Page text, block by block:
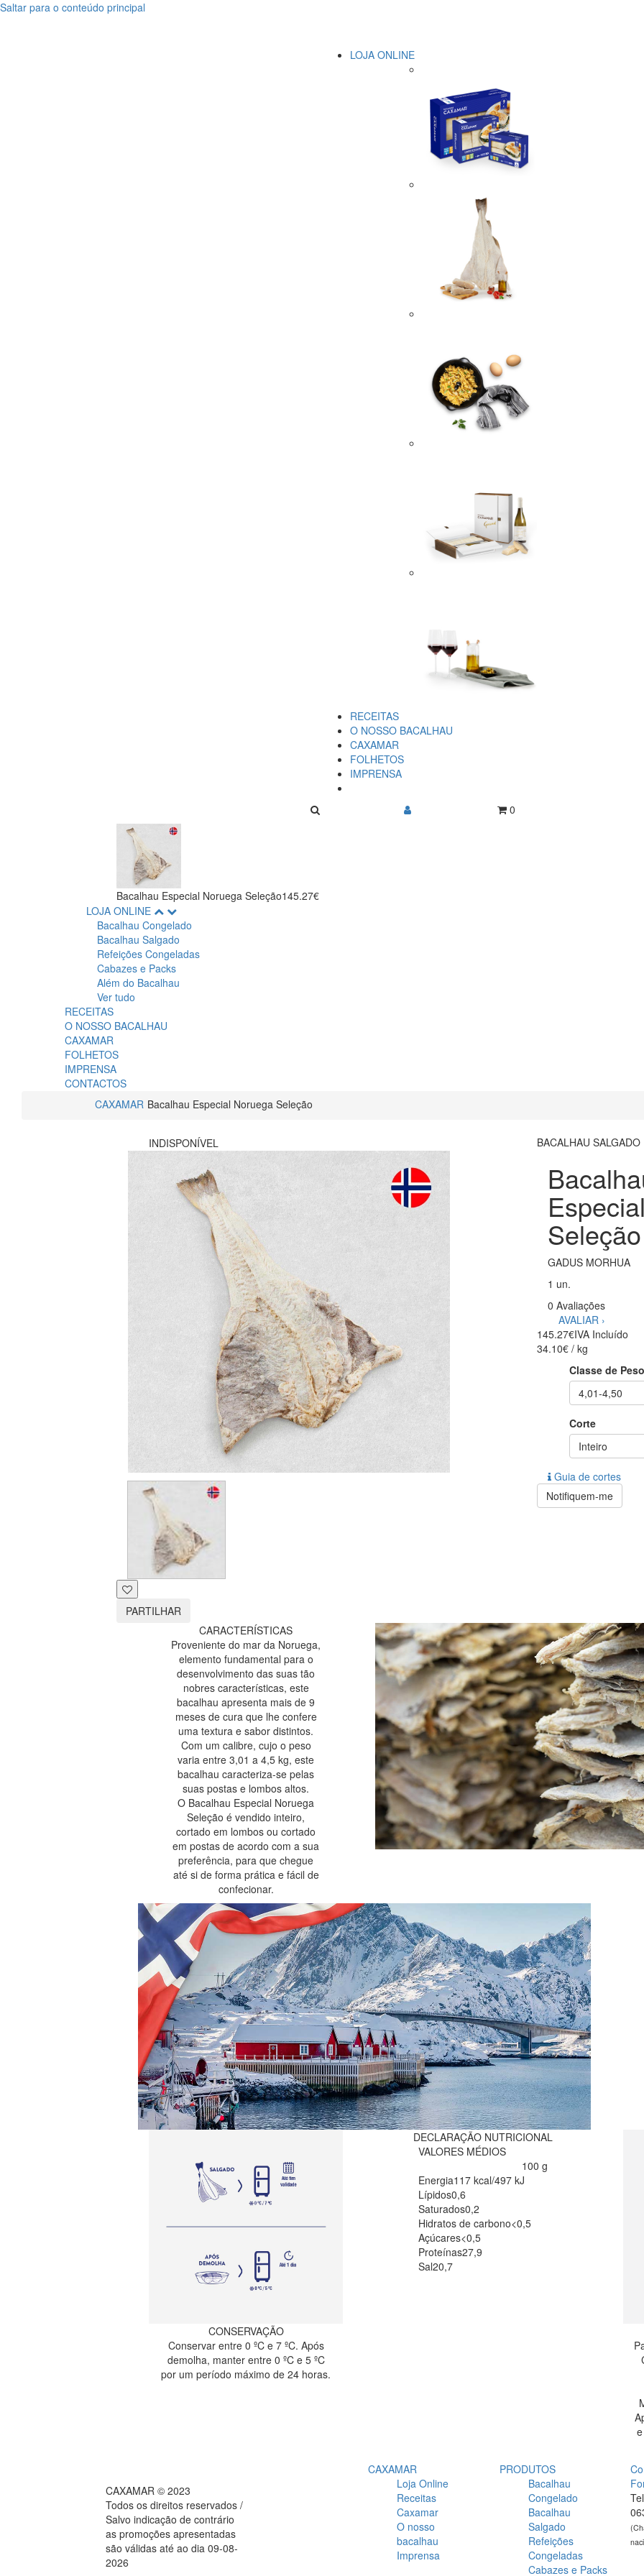
Saltar para o conteúdo principal
LOJA ONLINE
RECEITAS
O NOSSO BACALHAU
CAXAMAR
FOLHETOS
IMPRENSA
0
Bacalhau Especial Noruega Seleção145.27€
LOJA ONLINE
Bacalhau Congelado
Bacalhau Salgado
Refeições Congeladas
Cabazes e Packs
Além do Bacalhau
Ver tudo
RECEITAS
O NOSSO BACALHAU
CAXAMAR
FOLHETOS
IMPRENSA
CONTACTOS
CAXAMAR Bacalhau Especial Noruega Seleção
INDISPONÍVEL
PARTILHAR
BACALHAU SALGADO
Seleção
GADUS MORHUA
1 un.
0 Avaliações
AVALIAR ›
145.27€IVA Incluído
34.10€ / kg
Classe de Peso
4,01-4,50
Corte
Inteiro
Guia de cortes
Notifiquem-me
CARACTERÍSTICAS
Proveniente do mar da Noruega,
elemento fundamental para o
desenvolvimento das suas tão
nobres características, este
bacalhau apresenta mais de 9
meses de cura que lhe confere
uma textura e sabor distintos.
Com um calibre, cujo o peso
varia entre 3,01 a 4,5 kg, este
bacalhau caracteriza-se pelas
suas postas e lombos altos.
O Bacalhau Especial Noruega
Seleção é vendido inteiro,
cortado em lombos ou cortado
em postas de acordo com a sua
preferência, para que chegue
até si de forma prática e fácil de
confecionar.
CONSERVAÇÃO
Conservar entre 0 ºC e 7 ºC. Após
demolha, manter entre 0 ºC e 5 ºC
por um período máximo de 24 horas.
DECLARAÇÃO NUTRICIONAL
VALORES MÉDIOS
100 g
Energia117 kcal/497 kJ
Lípidos0,6
Saturados0,2
Hidratos de carbono<0,5
Açúcares<0,5
Proteínas27,9
Sal20,7
CAXAMAR © 2023
Todos os direitos reservados /
Salvo indicação de contrário
as promoções apresentadas
são válidas até ao dia 09-08-
2026
CAXAMAR
Loja Online
Receitas
Caxamar
O nosso
bacalhau
Imprensa
PRODUTOS
Bacalhau
Congelado
Bacalhau
Salgado
Refeições
Congeladas
Cabazes e Packs